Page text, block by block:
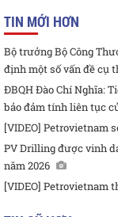
TIN MỚI HƠN
Bộ trưởng Bộ Công
định một số vấn đề cụ
ĐBQH Đào Chí Nghĩa:
bảo đảm tính liên tục
[VIDEO] Petrovietnam
PV Drilling được vinh
năm 2026
[VIDEO] Petrovietnam